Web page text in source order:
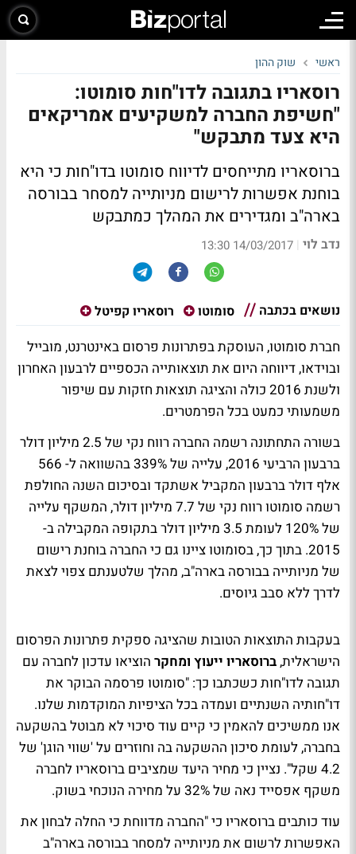
ראשי שוק ההון
רוסאריו בתגובה לדו"חות סומוטו:
"חשיפת החברה למשקיעים אמריקאים
היא צעד מתבקש"
ברוסאריו מתייחסים לדיווח סומוטו בדו"חות כי היא
בוחנת אפשרות לרישום מניותייה למסחר בבורסה
בארה"ב ומגדירים את המהלך כמתבקש
נדב לוי |
14/03/2017 13:30
נושאים בכתבה סומוטו רוסאריו קפיטל
חברת סומוטו, העוסקת בפתרונות פרסום באינטרנט, מובייל
ובוידאו, דיווחה היום את תוצאותייה הכספיים לרבעון האחרון
ולשנת 2016 כולה והציגה תוצאות חזקות עם שיפור
משמעותי כמעט בכל הפרמטרים.
בשורה התחתונה רשמה החברה רווח נקי של 2.5 מיליון דולר
ברבעון הרביעי 2016, עלייה של 339% בהשוואה ל- 566
אלף דולר ברבעון המקביל אשתקד ובסיכום השנה החולפת
רשמה סומוטו רווח נקי של 7.7 מיליון דולר, המשקף עלייה
של 120% לעומת 3.5 מיליון דולר בתקופה המקבילה ב-
2015. בתוך כך, בסומוטו ציינו גם כי החברה בוחנת רישום
של מניותייה בבורסה בארה"ב, מהלך שלטענתם צפוי לצאת
לדרך ללא סבב גיוסים.
בעקבות התוצאות הטובות שהציגה ספקית פתרונות הפרסום
הישראלית,ברוסאריו ייעוץ ומחקר הוציאו עדכון לחברה עם
תגובה לדו"חות כשכתבו כך: "סומוטו פרסמה הבוקר את
דו"חותיה השנתיים ועמדה בכל הציפיות המוקדמות שלנו.
אנו ממשיכים להאמין כי קיים עוד סיכוי לא מבוטל בהשקעה
בחברה, לעומת סיכון ההשקעה בה וחוזרים על 'שווי הוגן' של
4.2 שקל". נציין כי מחיר היעד שמציבים ברוסאריו לחברה
משקף אפסייד נאה של 32% על מחירה הנוכחי בשוק.
עוד כותבים ברוסאריו כי "החברה מדווחת כי החלה לבחון את
האפשרות לרשום את מניותייה למסחר בבורסה בארה"ב